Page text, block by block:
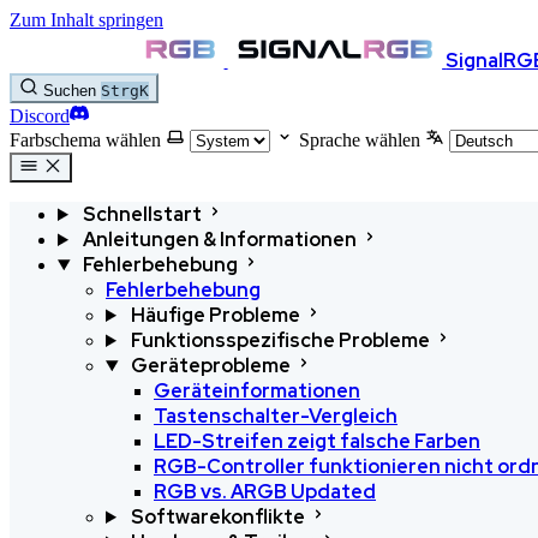
Zum Inhalt springen
Suchen StrgK
Discord
Farbschema wählen
Sprache wählen
Schnellstart
Anleitungen & Informationen
Fehlerbehebung
Fehlerbehebung
Häufige Probleme
Funktionsspezifische Probleme
Geräteprobleme
Geräteinformationen
Tastenschalter-Vergleich
LED-Streifen zeigt falsche Farben
RGB-Controller funktionieren nicht
RGB vs. ARGB Updated
Softwarekonflikte